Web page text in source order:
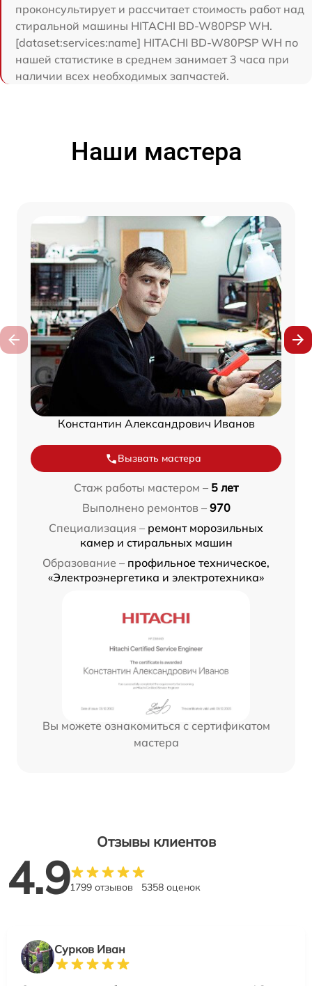
проконсультирует и рассчитает стоимость работ над
стиральной машины HITACHI BD-W80PSP WH.
[dataset:services:name] HITACHI BD-W80PSP WH по
нашей статистике в среднем занимает 3 часа при
наличии всех необходимых запчастей.
Наши мастера
Константин Александрович Иванов
Вызвать мастера
Стаж работы мастером – 5 лет
Выполнено ремонтов – 970
Специализация – ремонт морозильных
камер и стиральных машин
Образование – профильное техническое,
«Электроэнергетика и электротехника»
Вы можете ознакомиться с сертификатом
мастера
Отзывы клиентов
4.91799 отзывов 5358 оценок
Сурков Иван